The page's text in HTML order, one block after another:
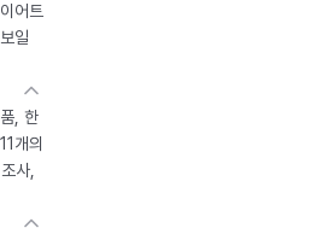
어트
일
, 한
개의
사,